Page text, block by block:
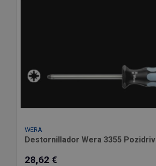
WERA
Destornillador Wera 3355
28,62 €